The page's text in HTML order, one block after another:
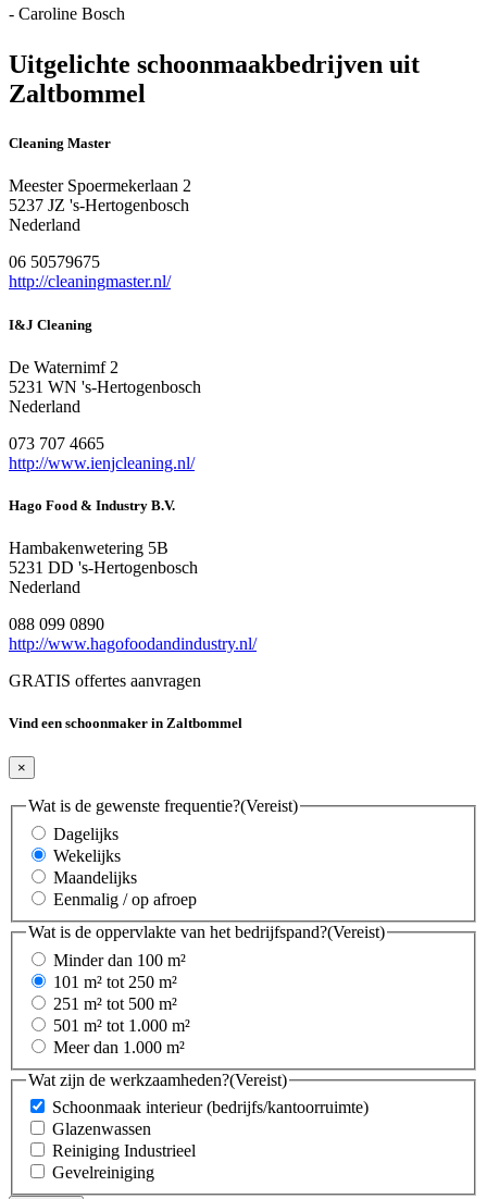
- Caroline Bosch
Uitgelichte schoonmaakbedrijven uit
Zaltbommel
Cleaning Master
Meester Spoermekerlaan 2
5237 JZ 's-Hertogenbosch
Nederland
06 50579675
http://cleaningmaster.nl/
I&J Cleaning
De Waternimf 2
5231 WN 's-Hertogenbosch
Nederland
073 707 4665
http://www.ienjcleaning.nl/
Hago Food & Industry B.V.
Hambakenwetering 5B
5231 DD 's-Hertogenbosch
Nederland
088 099 0890
http://www.hagofoodandindustry.nl/
GRATIS offertes aanvragen
Vind een schoonmaker in Zaltbommel
×
Wat is de gewenste frequentie?(Vereist)
Dagelijks
Wekelijks
Maandelijks
Eenmalig / op afroep
Wat is de oppervlakte van het bedrijfspand?(Vereist)
Minder dan 100 m²
101 m² tot 250 m²
251 m² tot 500 m²
501 m² tot 1.000 m²
Meer dan 1.000 m²
Wat zijn de werkzaamheden?(Vereist)
Schoonmaak interieur (bedrijfs/kantoorruimte)
Glazenwassen
Reiniging Industrieel
Gevelreiniging